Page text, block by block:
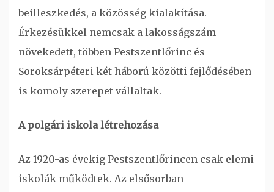
beilleszkedés, a közösség kialakítása.
Érkezésükkel nemcsak a lakosságszám
növekedett, többen Pestszentlőrinc és
Soroksárpéteri két háború közötti fejlődésében
is komoly szerepet vállaltak.
A polgári iskola létrehozása
Az 1920-as évekig Pestszentlőrincen csak elemi
iskolák működtek. Az elsősorban